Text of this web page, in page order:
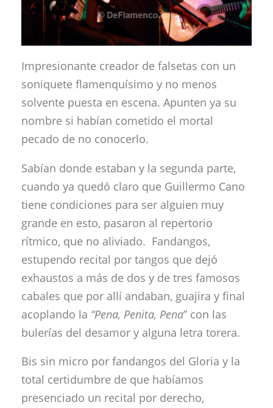
Impresionante creador de falsetas con un
soniquete flamenquísimo y no menos
solvente puesta en escena. Apunten ya su
nombre si habían cometido el mortal
pecado de no conocerlo.
Sabían donde estaban y la segunda parte,
cuando ya quedó claro que Guillermo Cano
tiene condiciones para ser alguien muy
grande en esto, pasaron al repertorio
rítmico, que no aliviado. Fandangos,
estupendo recital por tangos que dejó
exhaustos a más de dos y de tres famosos
cabales que por allí andaban, guajira y final
acoplando la “Pena, Penita, Pena” con las
bulerías del desamor y alguna letra torera.
Bis sin micro por fandangos del Gloria y la
total certidumbre de que habíamos
presenciado un recital por derecho,